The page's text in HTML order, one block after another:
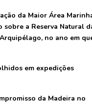
da Maior Área
sobre a Reserva Natural
no ano em
em expedições
da Madeira no